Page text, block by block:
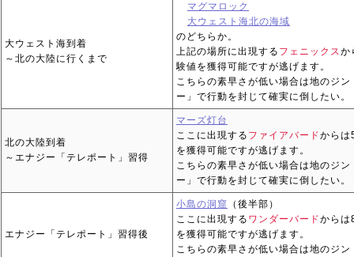
大ウェスト海到着
～北の大陸に行くまで
マグマロック
大ウェスト海北の海域
のどちらか。
上記の場所に出現する フェニックスか
験値を獲得可能ですが逃げます。
こちらの素早さが低い場合は地のジ
ー」で行動を封じて確実に倒したい。
北の大陸到着
～エナジー「テレポート」習得
マーズ灯台
ここに出現する ファイアバードからは
を獲得可能ですが逃げます。
こちらの素早さが低い場合は地のジ
ー」で行動を封じて確実に倒したい。
エナジー「テレポート」習得後
小島の洞窟 （後半部）
ここに出現する ワンダーバードからは
を獲得可能ですが逃げます。
こちらの素早さが低い場合は地のジ